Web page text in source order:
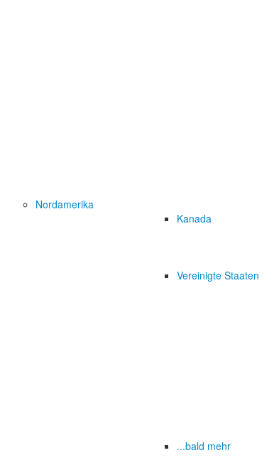
Nordamerika
Kanada
Vereinigte Staaten
...bald mehr